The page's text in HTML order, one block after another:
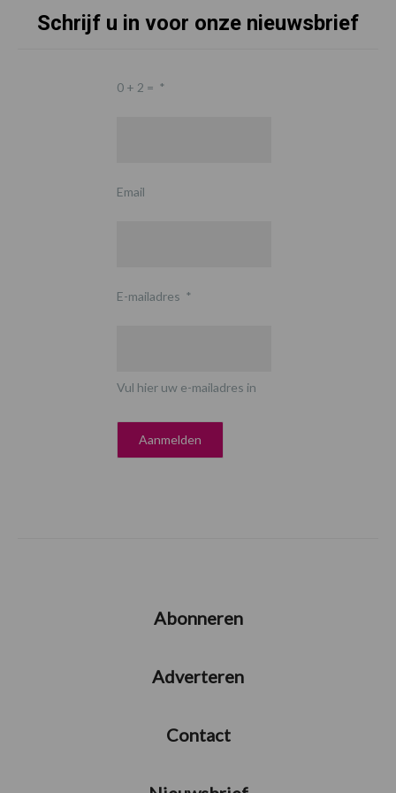
Schrijf u in voor onze nieuwsbrief
0 + 2 = *
Email
E-mailadres *
Vul hier uw e-mailadres in
Abonneren
Adverteren
Contact